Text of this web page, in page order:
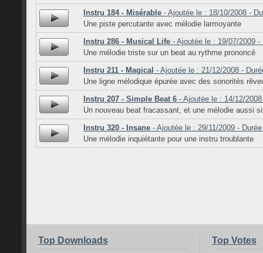
Instru 184 - Misérable - Ajoutée le : 18/10/2008 -
Une piste percutante avec mélodie larmoyante
Instru 286 - Musical Life - Ajoutée le : 19/07/2009 -
Une mélodie triste sur un beat au rythme prononcé
Instru 211 - Magical - Ajoutée le : 21/12/2008 -
Une ligne mélodique épurée avec des sonorités
Instru 207 - Simple Beat 6 - Ajoutée le : 14/12/
Un nouveau beat fracassant, et une mélodie aussi
Instru 320 - Insane - Ajoutée le : 29/11/2009 -
Une mélodie inquiétante pour une instru troublante
Top Downloads Top Votes